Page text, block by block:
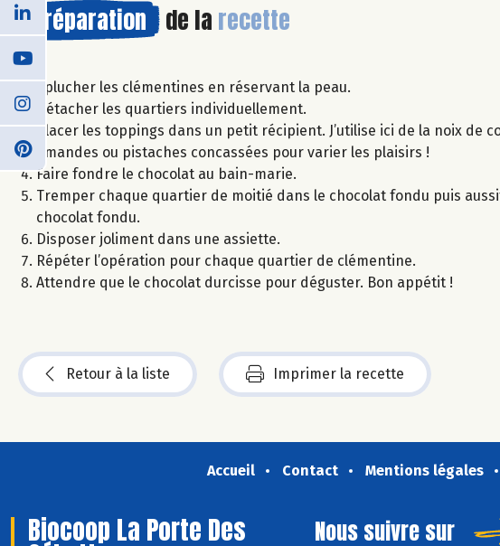
Préparation de la recette
Éplucher les clémentines en réservant la peau.
Détacher les quartiers individuellement.
Placer les toppings dans un petit récipient. J’utilise ici de la noix de
amandes ou pistaches concassées pour varier les plaisirs !
Faire fondre le chocolat au bain-marie.
Tremper chaque quartier de moitié dans le chocolat fondu puis
chocolat fondu.
Disposer joliment dans une assiette.
Répéter l’opération pour chaque quartier de clémentine.
Attendre que le chocolat durcisse pour déguster. Bon appétit !
Retour à la liste Imprimer la recette
Accueil Contact Mentions légales
Biocoop La Porte Des Nous suivre sur